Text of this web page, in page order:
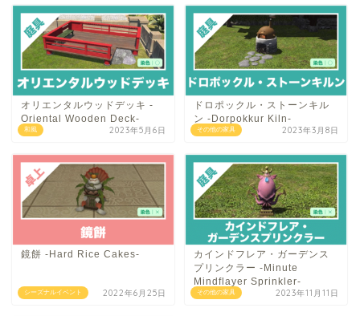
和風
オリエンタルウッドデッキ -
Oriental Wooden Deck-
2023年5月6日 その他の家具
ドロポックル・ストーンキル
ン -Dorpokkur Kiln-
2023年3月8日
シーズナルイベント
鏡餅 -Hard Rice Cakes-
2022年6月25日 その他の家具
カインドフレア・ガーデンス
プリンクラー -Minute
Mindflayer Sprinkler-
2023年11月11日